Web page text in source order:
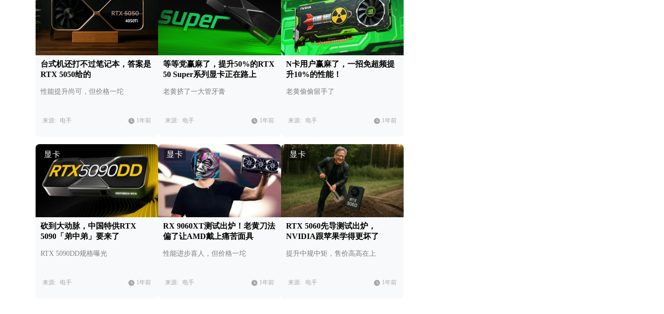
台式机还打不过笔记本，答案是
RTX 5050给的
性能提升尚可，但价格一坨
来源: 电手 1年前
等等党赢麻了，提升50%的RTX
50 Super系列显卡正在路上
老黄挤了一大管牙膏
来源: 电手 1年前
N卡用户赢麻了，一招免超频提
升10%的性能！
老黄偷偷留手了
来源: 电手 1年前
显卡
砍到大动脉，中国特供RTX
5090「弟中弟」要来了
RTX 5090DD规格曝光
来源: 电手 1年前
显卡
RX 9060XT测试出炉！老黄刀法
偏了让AMD戴上痛苦面具
性能进步喜人，但价格一坨
来源: 电手 1年前
显卡
RTX 5060先导测试出炉，
NVIDIA跟苹果学得更坏了
提升中规中矩，售价高高在上
来源: 电手 1年前